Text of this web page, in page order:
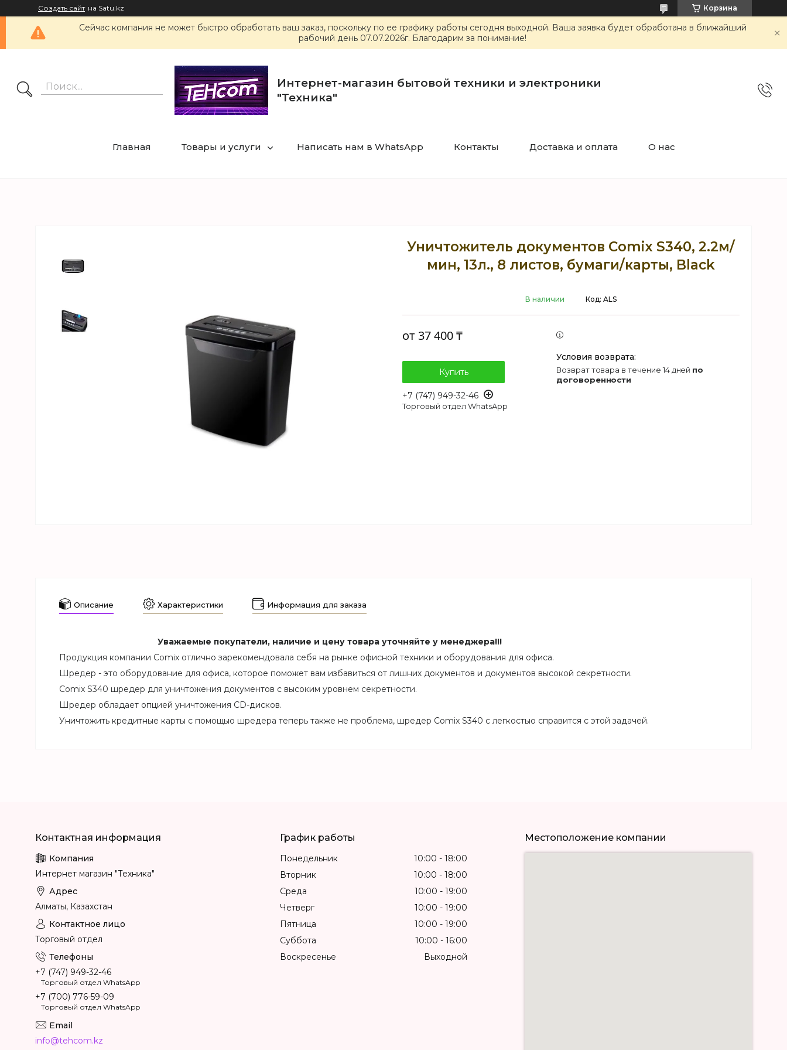
Создать сайт на Satu.kz Корзина
Сейчас компания не может быстро обработать ваш заказ, поскольку по ее графику работы сегодня выходной. Ваша заявка будет обработана в ближайший
рабочий день 07.07.2026г. Благодарим за понимание!
Интернет-магазин бытовой техники и электроники
"Техника"
Главная Товары и услуги Написать нам в WhatsApp Контакты Доставка и оплата О нас
Уничтожитель документов Comix S340, 2.2м/
мин, 13л., 8 листов, бумаги/карты, Black
В наличии Код: ALS
от 37 400 ₸
Купить
+7 (747) 949-32-46
Торговый отдел WhatsApp
возврат товара в течение 14 дней по
договоренности
Описание Характеристики Информация для заказа
Уважаемые покупатели, наличие и цену товара уточняйте у менеджера!!!
Продукция компании Comix отлично зарекомендовала себя на рынке офисной техники и оборудования для офиса.
Шредер - это оборудование для офиса, которое поможет вам избавиться от лишних документов и документов высокой секретности.
Comix S340 шредер для уничтожения документов с высоким уровнем секретности.
Шредер обладает опцией уничтожения CD-дисков.
Уничтожить кредитные карты с помощью шредера теперь также не проблема, шредер Comix S340 с легкостью справится с этой задачей.
Интернет магазин "Техника"
Алматы, Казахстан
Торговый отдел
+7 (747) 949-32-46
Торговый отдел WhatsApp
+7 (700) 776-59-09
Торговый отдел WhatsApp
info@tehcom.kz
График работы
Понедельник 10:00
18:00
Вторник
10:00
18:00
Среда
10:00
19:00
Четверг
10:00
19:00
Пятница
10:00
19:00
Суббота
10:00
16:00
Воскресенье
Выходной
Местоположение компании